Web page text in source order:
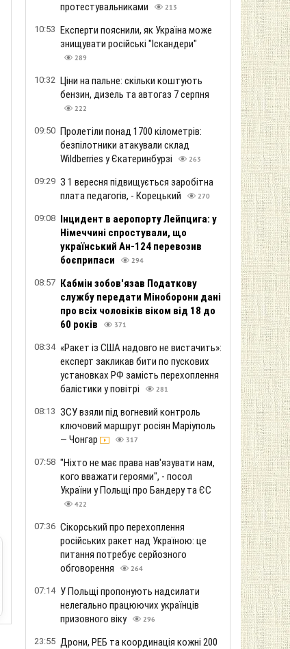
протестувальниками
213
10:53 Експерти пояснили, як Україна може
знищувати російські "Іскандери"
289
10:32 Ціни на пальне: скільки коштують
бензин, дизель та автогаз 7 серпня
222
09:50 Пролетіли понад 1700 кілометрів:
безпілотники атакували склад
Wildberries у Єкатеринбурзі
263
09:29 З 1 вересня підвищується заробітна
плата педагогів, - Корецький
270
09:08 Інцидент в аеропорту Лейпцига: у
Німеччині спростували, що
український Ан-124 перевозив
боєприпаси
294
08:57 Кабмін зобов'язав Податкову
службу передати Міноборони дані
про всіх чоловіків віком від 18 до
60 років
371
08:34 «Ракет із США надовго не вистачить»:
експерт закликав бити по пускових
установках РФ замість перехоплення
балістики у повітрі
281
08:13 ЗСУ взяли під вогневий контроль
ключовий маршрут росіян Маріуполь
— Чонгар
317
07:58 "Ніхто не має права нав'язувати нам,
кого вважати героями", - посол
України у Польщі про Бандеру та ЄС
422
07:36 Сікорський про перехоплення
російських ракет над Україною: це
питання потребує серйозного
обговорення
264
07:14 У Польщі пропонують надсилати
нелегально працюючих українців
призовного віку
296
23:55 Дрони, РЕБ та координація кожні 200